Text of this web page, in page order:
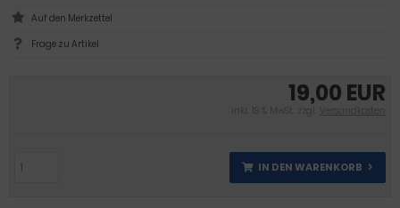
19,00 EUR
inkl. 19 % MwSt. zzgl. Versandkosten
IN DEN WARENKORB
Frage zu Artikel